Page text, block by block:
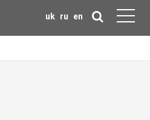
uk ru en